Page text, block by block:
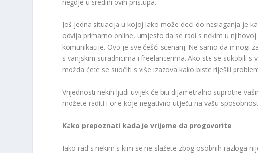
negdje u sredini ovih pristupa.
Još jedna situacija u kojoj lako može doći do neslaganja je
odvija primarno online, umjesto da se radi s nekim u
komunikacije. Ovo je sve češći scenarij. Ne samo da mnogi
s vanjskim suradnicima i freelancerima. Ako ste se sukobili
možda ćete se suočiti s više izazova kako biste riješili
Vrijednosti nekih ljudi uvijek će biti dijametralno suprotne
možete raditi i one koje negativno utječu na vašu
Kako prepoznati kada je vrijeme da progovorite
Iako rad s nekim s kim se ne slažete zbog osobnih razloga